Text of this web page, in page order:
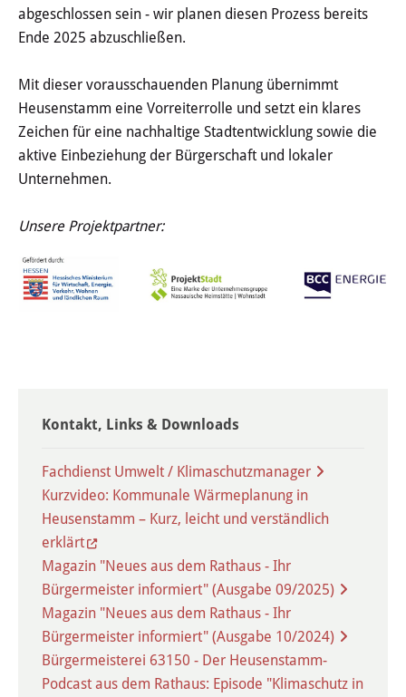
abgeschlossen sein - wir planen diesen Prozess bereits
Ende 2025 abzuschließen.
Mit dieser vorausschauenden Planung übernimmt
Heusenstamm eine Vorreiterrolle und setzt ein klares
Zeichen für eine nachhaltige Stadtentwicklung sowie die
aktive Einbeziehung der Bürgerschaft und lokaler
Unternehmen.
Unsere Projektpartner:
Kontakt, Links & Downloads
Fachdienst Umwelt / Klimaschutzmanager
Kurzvideo: Kommunale Wärmeplanung in
Heusenstamm – Kurz, leicht und verständlich
erklärt
Magazin "Neues aus dem Rathaus - Ihr
Bürgermeister informiert" (Ausgabe 09/2025)
Magazin "Neues aus dem Rathaus - Ihr
Bürgermeister informiert" (Ausgabe 10/2024)
Bürgermeisterei 63150 - Der Heusenstamm-
Podcast aus dem Rathaus: Episode "Klimaschutz in
Ehrungen
Sitzungsinfo
Gremien
Wahlen
Detail
Öffentliche Bekanntmachungen
Offenlagen
Publikationen
Videos & Podcasts
Stadtplan